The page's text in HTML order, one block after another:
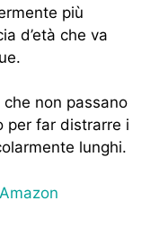
più
d’età che va
che non passano
per far distrarre i
lunghi.